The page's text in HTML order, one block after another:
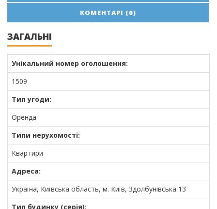
КОМЕНТАРІ (0)
ЗАГАЛЬНІ
Унікальний номер оголошення:
1509
Тип угоди:
Оренда
Типи нерухомості:
Квартири
Адреса:
Україна, Київська область, м. Київ, Здолбунівська 13
Тип будинку (серія):